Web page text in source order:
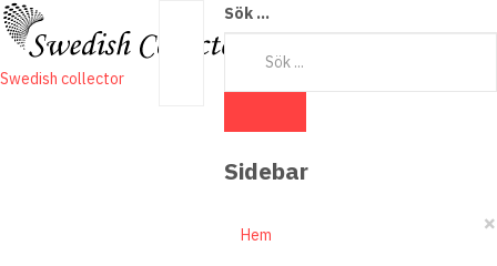
Swedish collector
Sök ...
Sidebar
×
Hem